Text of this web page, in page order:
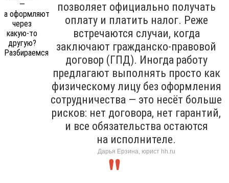
позволяет официально получать
оплату и платить налог. Реже
встречаются случаи, когда
заключают гражданско-правовой
договор (ГПД). Иногда работу
предлагают выполнять просто как
физическому лицу без оформления
сотрудничества — это несёт больше
рисков: нет договора, нет гарантий,
и все обязательства остаются
на исполнителе.
Дарья Ерзина, юрист hh.ru